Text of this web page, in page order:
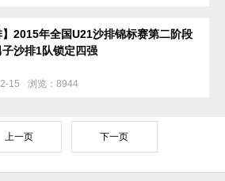
】2015年全国U21沙排锦标赛第二阶段
沙排1队锁定四强
15 浏览：8944
上一页 下一页